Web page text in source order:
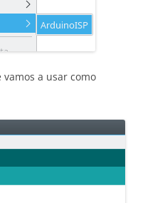
a usar como